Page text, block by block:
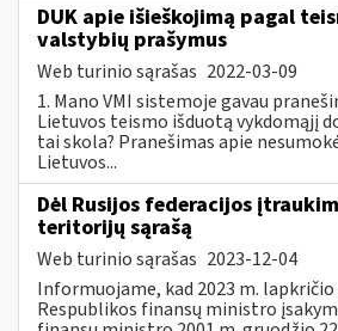
DUK apie išieškojimą pagal
valstybių prašymus
Web turinio sąrašas 2022-03-09
1. Mano VMI sistemoje gavau
Lietuvos teismo išduotą vykdomąjį
tai skola? Pranešimas apie
Lietuvos...
Dėl Rusijos federacijos
teritorijų sąrašą
Web turinio sąrašas 2023-12-04
Informuojame, kad 2023 m. lapkričio
Respublikos finansų ministro